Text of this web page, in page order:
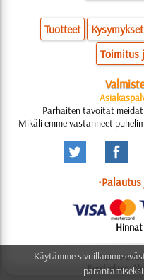
Tuotteet
Toimitus
Parhaiten tavoitat
Mikäli emme vastanneet
© 2006-2025
Koodauksen:
Käytämme sivuillamme